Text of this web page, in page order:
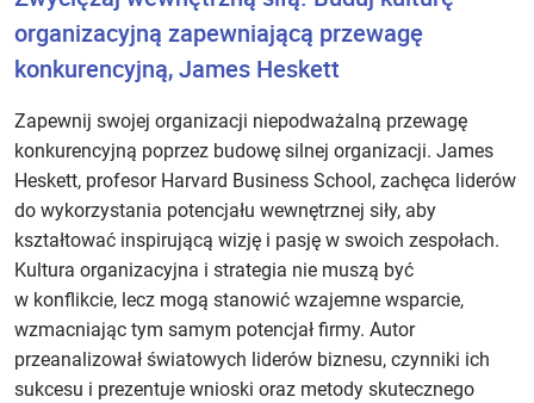
organizacyjną zapewniającą przewagę
konkurencyjną, James Heskett
Zapewnij swojej organizacji niepodważalną przewagę
konkurencyjną poprzez budowę silnej organizacji. James
Heskett, profesor Harvard Business School, zachęca liderów
do wykorzystania potencjału wewnętrznej siły, aby
kształtować inspirującą wizję i pasję w swoich zespołach.
Kultura organizacyjna i strategia nie muszą być
w konflikcie, lecz mogą stanowić wzajemne wsparcie,
wzmacniając tym samym potencjał firmy. Autor
przeanalizował światowych liderów biznesu, czynniki ich
sukcesu i prezentuje wnioski oraz metody skutecznego